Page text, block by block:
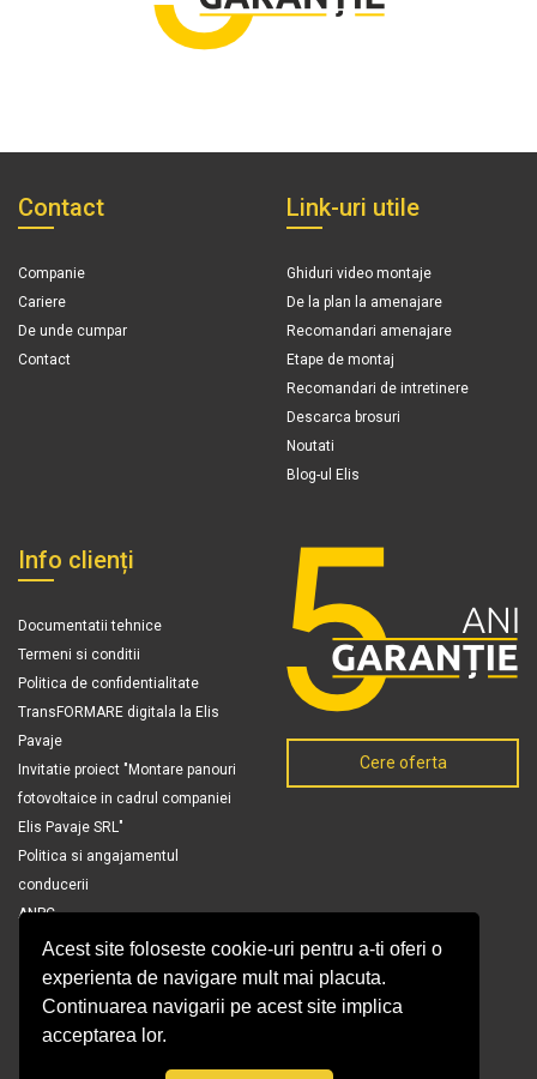
Acest site foloseste cookie-uri pentru a-ti oferi o
experienta de navigare mult mai placuta.
Continuarea navigarii pe acest site implica
acceptarea lor.
Contact
Companie
Cariere
De unde cumpar
Contact
Link-uri utile
Ghiduri video montaje
De la plan la amenajare
Recomandari amenajare
Etape de montaj
Recomandari de intretinere
Descarca brosuri
Noutati
Blog-ul Elis
Info clienți
Documentatii tehnice
Termeni si conditii
Politica de confidentialitate
TransFORMARE digitala la Elis
Pavaje
Invitatie proiect "Montare panouri
fotovoltaice in cadrul companiei
Elis Pavaje SRL"
Politica si angajamentul
conducerii
ANPC
Cere oferta